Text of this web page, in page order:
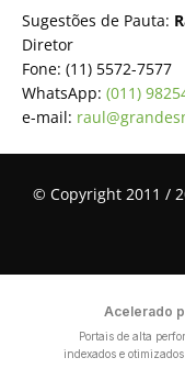
Sugestões de Pauta:
Diretor
Fone: (11) 5572-7577
WhatsApp: (011)
e-mail:
© Copyright 2011 /
Acelerado
Portais de alta
indexados e